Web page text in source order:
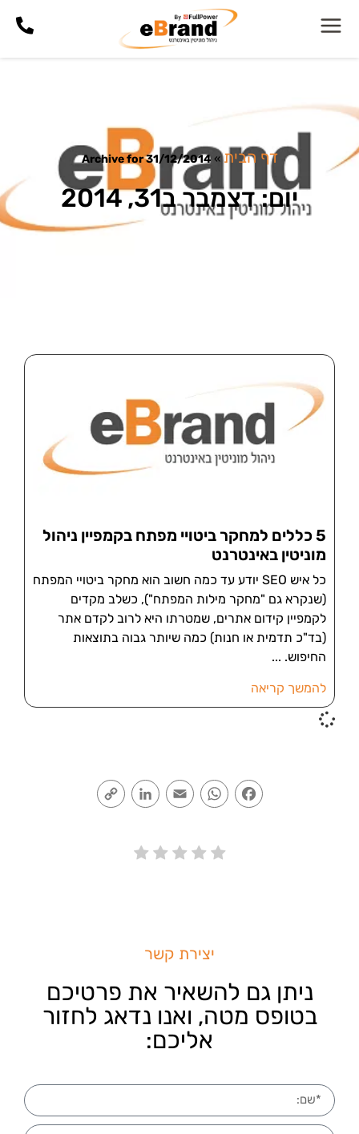
דף הבית»
Archive for 31/12/2014
יום: דצמבר ב31, 2014
5 כללים למחקר ביטויי מפתח בקמפיין ניהול
מוניטין באינטרנט
כל איש SEO יודע עד כמה חשוב הוא מחקר ביטויי המפתח
(שנקרא גם "מחקר מילות המפתח"), כשלב מקדים
לקמפיין קידום אתרים, שמטרתו היא לרוב לקדם אתר
(בד"כ תדמית או חנות) כמה שיותר גבוה בתוצאות
החיפוש.
להמשך קריאה
Facebook
WhatsApp
Email
LinkedIn
יצירת קשר
ניתן גם להשאיר את פרטיכם
בטופס מטה, ואנו נדאג לחזור
אליכם: